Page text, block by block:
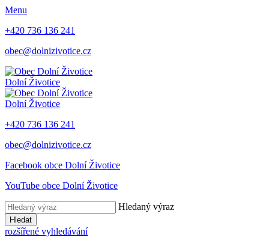
Menu
+420 736 136 241
obec@dolnizivotice.cz
Dolní Životice
Dolní Životice
+420 736 136 241
obec@dolnizivotice.cz
Facebook obce Dolní Životice
YouTube obce Dolní Životice
Hledaný výraz
Hledat
rozšířené vyhledávání